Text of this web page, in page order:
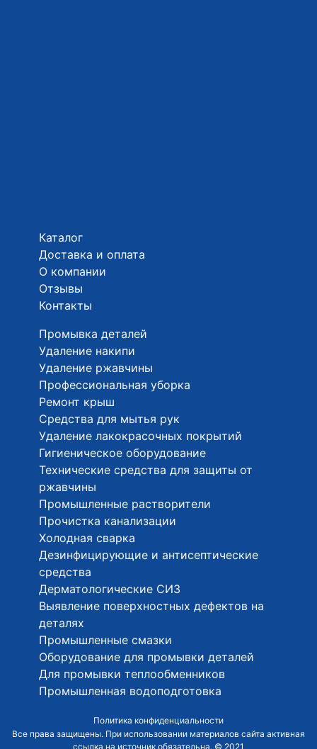
Каталог
Доставка и оплата
О компании
Отзывы
Контакты
Промывка деталей
Удаление накипи
Удаление ржавчины
Профессиональная уборка
Ремонт крыш
Средства для мытья рук
Удаление лакокрасочных покрытий
Гигиеническое оборудование
Технические средства для защиты от
ржавчины
Промышленные растворители
Прочистка канализации
Холодная сварка
Дезинфицирующие и антисептические
средства
Дерматологические СИЗ
Выявление поверхностных дефектов на
деталях
Промышленные смазки
Оборудование для промывки деталей
Для промывки теплообменников
Промышленная водоподготовка
Политика конфиденциальности
Все права защищены. При использовании материалов сайта активная
ссылка на источник обязательна. © 2021